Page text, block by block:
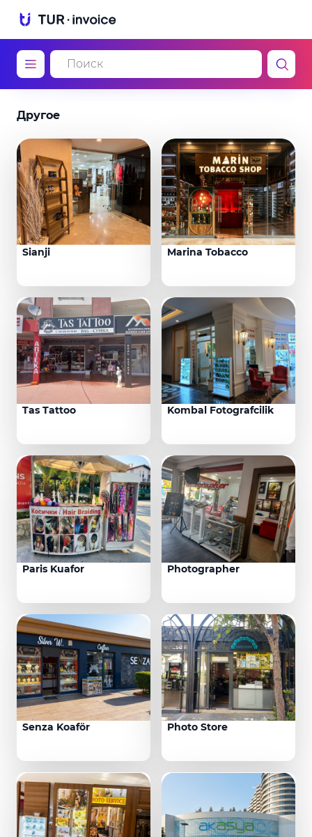
Другое
Sianji Marina Tobacco
Tas Tattoo Kombal Fotografcilik
Paris Kuafor Photographer
Senza Koaför Photo Store